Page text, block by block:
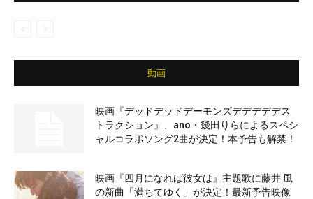
動画
映画『デッドデッドデーモンズデデデデデス
トラクション』、ano・幾田りらによるスペシ
ャルコラボソング2曲が決定！本予告も解禁！
映画『四月になれば彼女は』主題歌に藤井 風
の新曲「満ちてゆく」が決定！最新予告映像